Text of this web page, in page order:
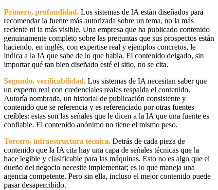
Primero, profundidad. Los sistemas de IA están diseñados para
recomendar la fuente más autorizada sobre un tema, no la más
reciente ni la más visible. Una empresa que ha publicado contenido
genuinamente completo sobre las preguntas que sus prospectos están
haciendo, en inglés, con expertise real y ejemplos concretos, le
indica a la IA que sabe de lo que habla. El contenido delgado, sin
importar qué tan bien diseñado esté el sitio, no se cita.
Segundo, verificabilidad. Los sistemas de IA necesitan saber que
un experto real con credenciales reales respalda el contenido.
Autoría nombrada, un historial de publicación consistente y
contenido que se referencia y es referenciado por otras fuentes
creíbles: estas son las señales que le dicen a la IA que una fuente es
confiable. El contenido anónimo no tiene el mismo peso.
Tercero, infraestructura técnica. Detrás de cada pieza de
contenido que la IA cita hay una capa de señales técnicas que la
hace legible y clasificable para las máquinas. Esto no es algo que el
dueño del negocio necesite implementar; es lo que maneja una
agencia competente. Pero sin ella, incluso el mejor contenido puede
pasar desapercibido.